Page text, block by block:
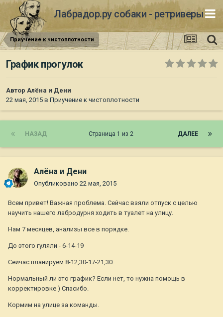
Лабрадор.ру собаки - ретриверы
Приучение к чистоплотности
График прогулок
Автор Алёна и Дени
22 мая, 2015 в Приучение к чистоплотности
НАЗАД ДАЛЕЕ
Страница 1 из 2
Алёна и Дени
Опубликовано 22 мая, 2015
Всем привет! Важная проблема. Сейчас взяли отпуск с целью
научить нашего лабродурня ходить в туалет на улицу.
Нам 7 месяцев, анализы все в порядке.
До этого гуляли - 6-14-19
Сейчас планируем 8-12,30-17-21,30
Нормальный ли это график? Если нет, то нужна помощь в
корректировке ) Спасибо.
Кормим на улице за команды.